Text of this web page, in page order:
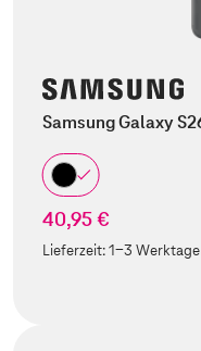
Samsung Galaxy
40,95 €
Lieferzeit:1-3 Werktage